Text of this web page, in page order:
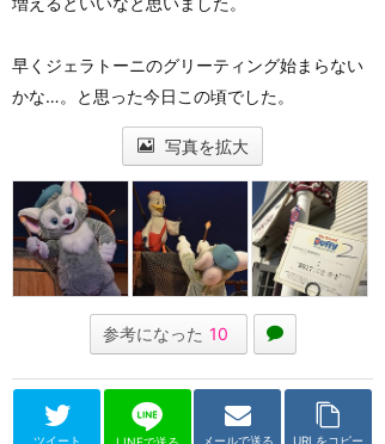
早くジェラトーニのグリーティング始まらない
かな…。と思った今日この頃でした。
写真を拡大
参考になった 10
ツイート メールで送る URLをコピー